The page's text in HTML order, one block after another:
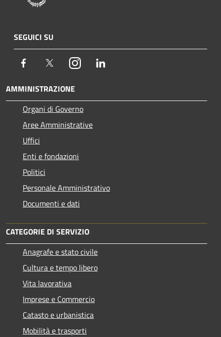
SEGUICI SU
Facebook TwitterInstagram
AMMINISTRAZIONE
Organi di Governo
Aree Amministrative
Uffici
Enti e fondazioni
Politici
Personale Amministrativo
Documenti e dati
CATEGORIE DI SERVIZIO
Anagrafe e stato civile
Cultura e tempo libero
Vita lavorativa
Imprese e Commercio
Catasto e urbanistica
Mobilità e trasporti